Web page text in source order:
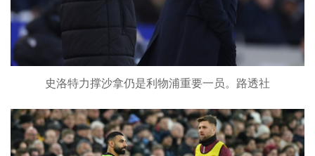
史洛特力撑沙拿仍是利物浦重要一员。路透社